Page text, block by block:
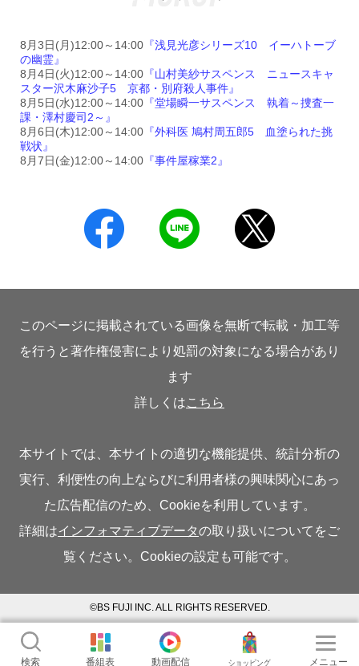
8月3日(月)12:00～14:00 『浅見光彦シリーズ10 イーハトーブ
の幽霊』
8月4日(火)12:00～14:00 『山村美紗サスペンス ニュースキャ
スター沢木麻沙子5 京都・別府殺人事件』
8月5日(水)12:00～14:00 『堂場瞬一サスペンス 執着～捜査一
課・澤村慶司2～』
8月6日(木)12:00～14:00 『外科医 鳩村周五郎5 血塗られた挑
戦状』
8月7日(金)12:00～14:00 『事件屋稼業2』
このページに掲載されている画像を無断で転載・加工等
を行うと著作権侵害により処罰の対象になる場合があり
ます
詳しくはこちら
本サイトでは、本サイトの適切な機能提供、統計分析の
実行、利便性の向上ならびに利用者様の興味関心にあっ
た広告配信のため、Cookieを利用しています。
詳細はインフォマティブデータの取り扱いについてをご
覧ください。Cookieの設定も可能です。
検索 番組表 動画配信 ショッピング メニュー
©BS FUJI INC. ALL RIGHTS RESERVED.